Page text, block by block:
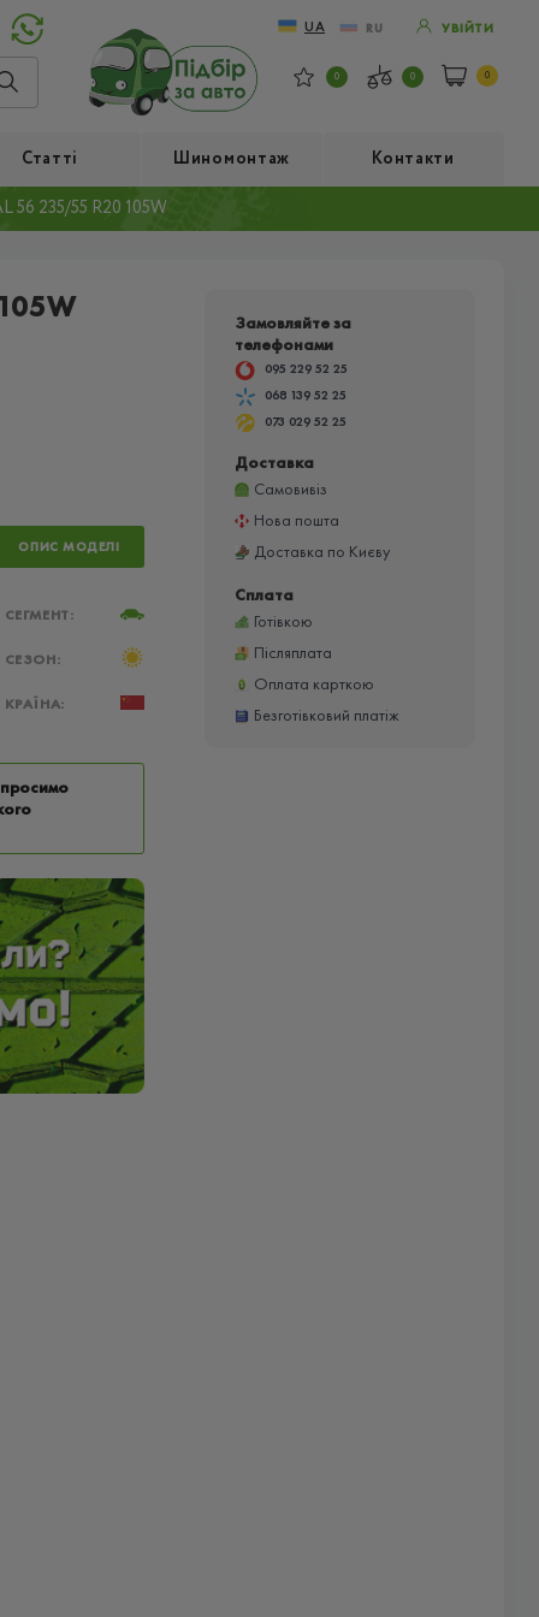
UA RU УВІЙТИ
0 0 0
Статті Шиномонтаж Контакти
56 235/55 R20 105W
ОПИС МОДЕЛІ
СЕГМЕНТ:
СЕЗОН:
КРАЇНА:
Замовляйте за
телефонами
095 229 52 25
068 139 52 25
073 029 52 25
Доставка
Самовивіз
Нова пошта
Доставка по Києву
Сплата
Готівкою
Післяплата
Оплата карткою
Безготівковий платіж